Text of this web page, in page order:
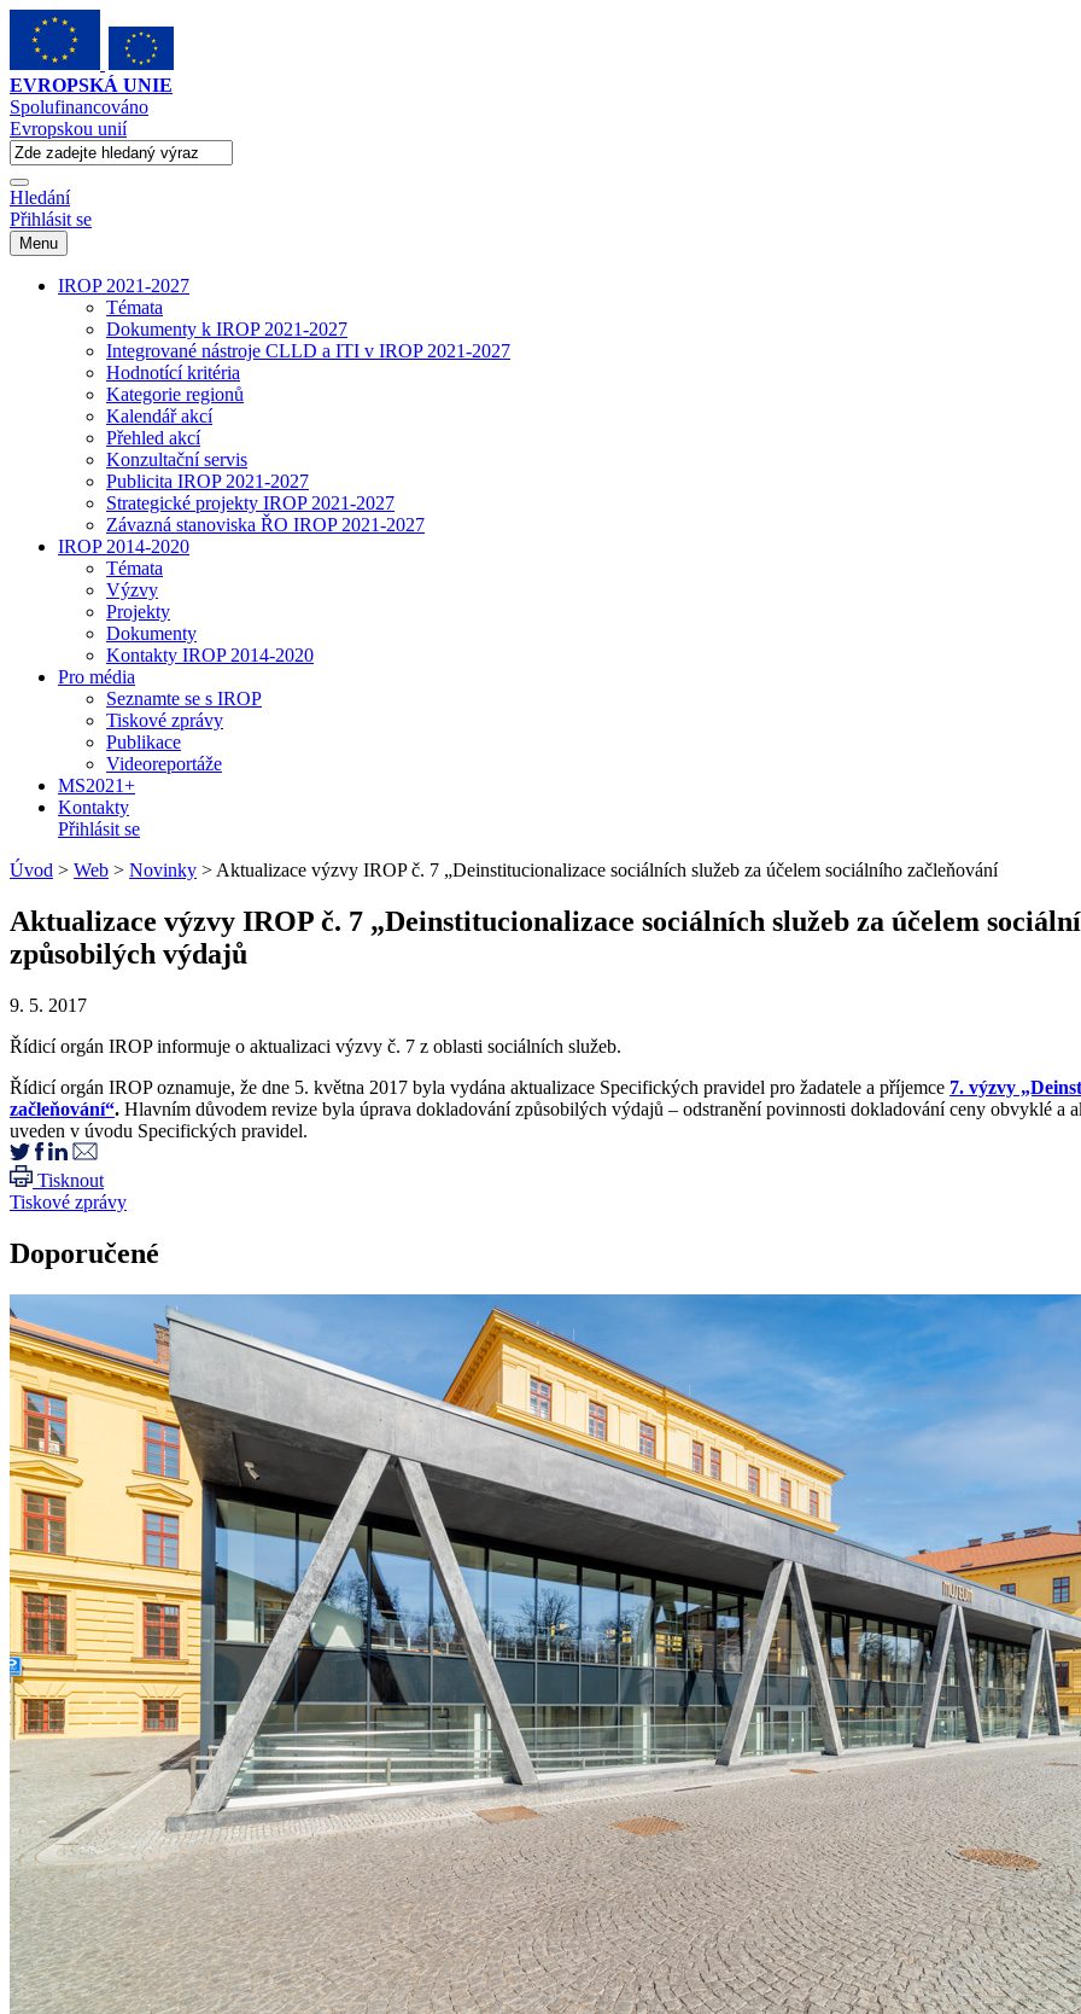
EVROPSKÁ UNIE
Spolufinancováno
Evropskou unií
Hledání
Přihlásit se
Menu
IROP 2021-2027
Témata
Dokumenty k IROP 2021-2027
Integrované nástroje CLLD a ITI v IROP 2021-2027
Hodnotící kritéria
Kategorie regionů
Kalendář akcí
Přehled akcí
Konzultační servis
Publicita IROP 2021-2027
Strategické projekty IROP 2021-2027
Závazná stanoviska ŘO IROP 2021-2027
IROP 2014-2020
Témata
Výzvy
Projekty
Dokumenty
Kontakty IROP 2014-2020
Pro média
Seznamte se s IROP
Tiskové zprávy
Publikace
Videoreportáže
MS2021+
Kontakty
Přihlásit se
Úvod > Web > Novinky > Aktualizace výzvy IROP č. 7 „Deinstitucionalizace sociálních služeb za účelem sociálního začleňování
Aktualizace výzvy IROP č. 7 „Deinstitucionalizace sociálních služeb za účelem
způsobilých výdajů
9. 5. 2017
Řídicí orgán IROP informuje o aktualizaci výzvy č. 7 z oblasti sociálních služeb.
Řídicí orgán IROP oznamuje, že dne 5. května 2017 byla vydána aktualizace Specifických pravidel pro žadatele a příjemce 7. výzvy
začleňování“. Hlavním důvodem revize byla úprava dokladování způsobilých výdajů – odstranění povinnosti dokladování ceny obvyklé a
uveden v úvodu Specifických pravidel.
Tisknout
Tiskové zprávy
Doporučené